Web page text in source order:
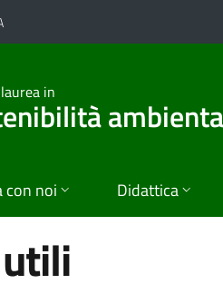
in
con noi Didattica